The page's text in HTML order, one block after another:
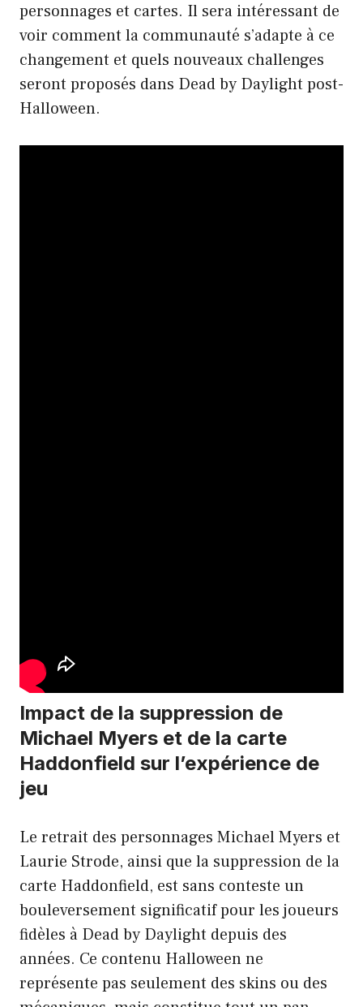
personnages et cartes. Il sera intéressant de
voir comment la communauté s’adapte à ce
changement et quels nouveaux challenges
seront proposés dans Dead by Daylight post-
Halloween.
Impact de la suppression de
Michael Myers et de la carte
Haddonfield sur l’expérience de
jeu
Le retrait des personnages Michael Myers et
Laurie Strode, ainsi que la suppression de la
carte Haddonfield, est sans conteste un
bouleversement significatif pour les joueurs
fidèles à Dead by Daylight depuis des
années. Ce contenu Halloween ne
représente pas seulement des skins ou des